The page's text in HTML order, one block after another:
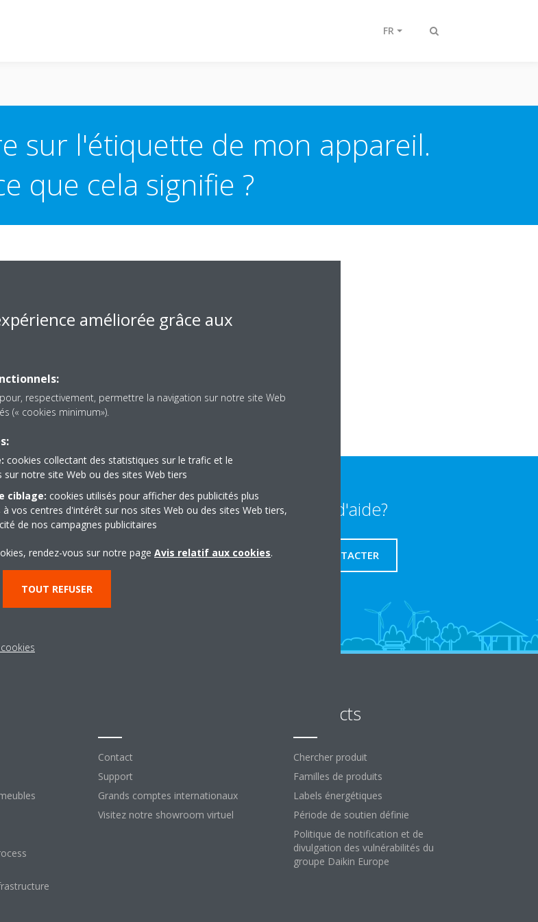
Afficher/masquer
FR
sur l'étiquette de mon appareil.
que cela signifie ?
assurée
de
Besoin d'aide?
NOUS CONTACTER
Contact
Support
Grands comptes internationaux
Visitez notre showroom virtuel
Products
Chercher produit
Familles de produits
Labels énergétiques
Période de soutien définie
Politique de notification et de
divulgation des vulnérabilités du
groupe Daikin Europe
améliorée grâce aux
respectivement, permettre la navigation sur notre site Web
(« cookies minimum»).
cookies collectant des statistiques sur le trafic et le
notre site Web ou des sites Web tiers
ciblage: cookies utilisés pour afficher des publicités plus
vos centres d'intérêt sur nos sites Web ou des sites Web tiers,
de nos campagnes publicitaires
rendez-vous sur notre page Avis relatif aux cookies.
TOUT REFUSER